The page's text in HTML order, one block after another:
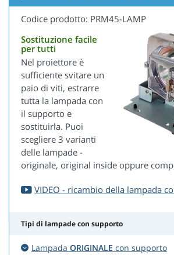
Codice prodotto: PRM45-LAMP
Sostituzione facile
per tutti
Nel proiettore è
sufficiente svitare un
paio di viti, estrarre
tutta la lampada con
il supporto e
sostituirla. Puoi
scegliere 3 varianti
delle lampade -
originale, original inside oppure
VIDEO - ricambio della lampada
Tipi di lampade con supporto
Lampada ORIGINALE con supporto